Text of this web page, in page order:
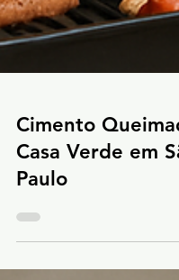
Cimento
Casa Verde em
Paulo